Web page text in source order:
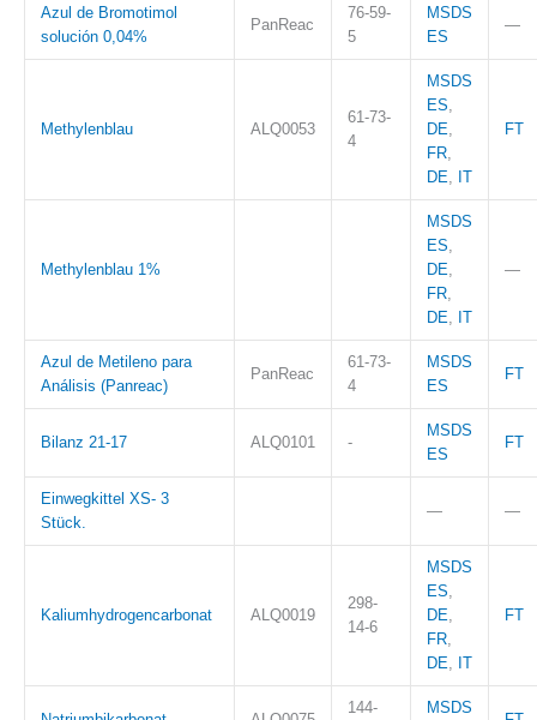
Azul de Bromotimol
solución 0,04%
PanReac
76-59-
5
MSDS
ES
—
Methylenblau ALQ0053
61-73-
4
MSDS
ES,
DE,
FR,
DE, IT
FT
Methylenblau 1%
MSDS
ES,
DE,
FR,
DE, IT
—
Azul de Metileno para
Análisis (Panreac)
PanReac
61-73-
4
MSDS
ES
FT
Bilanz 21-17 ALQ0101 -
MSDS
ES
FT
Einwegkittel XS- 3
Stück.
— —
Kaliumhydrogencarbonat ALQ0019
298-
14-6
MSDS
ES,
DE,
FR,
DE, IT
FT
144-
MSDS